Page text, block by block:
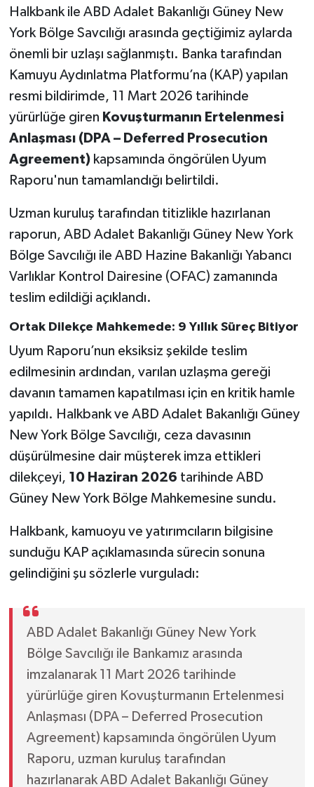
Halkbank ile ABD Adalet Bakanlığı Güney New
York Bölge Savcılığı arasında geçtiğimiz aylarda
önemli bir uzlaşı sağlanmıştı. Banka tarafından
Kamuyu Aydınlatma Platformu’na (KAP) yapılan
resmi bildirimde, 11 Mart 2026 tarihinde
yürürlüğe giren Kovuşturmanın Ertelenmesi
Anlaşması (DPA – Deferred Prosecution
Agreement)kapsamında öngörülen Uyum
Raporu'nun tamamlandığı belirtildi.
Uzman kuruluş tarafından titizlikle hazırlanan
raporun, ABD Adalet Bakanlığı Güney New York
Bölge Savcılığı ile ABD Hazine Bakanlığı Yabancı
Varlıklar Kontrol Dairesine (OFAC) zamanında
teslim edildiği açıklandı.
Ortak Dilekçe Mahkemede: 9 Yıllık Süreç Bitiyor
Uyum Raporu’nun eksiksiz şekilde teslim
edilmesinin ardından, varılan uzlaşma gereği
davanın tamamen kapatılması için en kritik hamle
yapıldı. Halkbank ve ABD Adalet Bakanlığı Güney
New York Bölge Savcılığı, ceza davasının
düşürülmesine dair müşterek imza ettikleri
dilekçeyi, 10 Haziran 2026 tarihinde ABD
Güney New York Bölge Mahkemesine sundu.
Halkbank, kamuoyu ve yatırımcıların bilgisine
sunduğu KAP açıklamasında sürecin sonuna
gelindiğini şu sözlerle vurguladı:
ABD Adalet Bakanlığı Güney New York
Bölge Savcılığı ile Bankamız arasında
imzalanarak 11 Mart 2026 tarihinde
yürürlüğe giren Kovuşturmanın Ertelenmesi
Anlaşması (DPA – Deferred Prosecution
Agreement) kapsamında öngörülen Uyum
Raporu, uzman kuruluş tarafından
hazırlanarak ABD Adalet Bakanlığı Güney